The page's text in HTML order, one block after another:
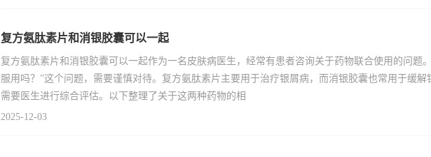
复方氨肽素片和消银胶囊可以一起
复方氨肽素片和消银胶囊可以一起作为一名皮肤病医生，经常有患者咨询关于药物联合使用的问题
服用吗？”这个问题，需要谨慎对待。复方氨肽素片主要用于治疗银屑病，而消银胶囊也常用于缓
需要医生进行综合评估。以下整理了关于这两种药物的相
2025-12-03